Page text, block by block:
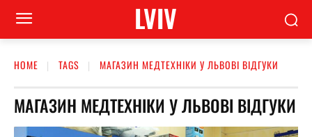
LVIV
HOME TAGS МАГАЗИН МЕДТЕХНІКИ У ЛЬВОВІ ВІДГУКИ
МАГАЗИН МЕДТЕХНІКИ У ЛЬВОВІ ВІДГУКИ